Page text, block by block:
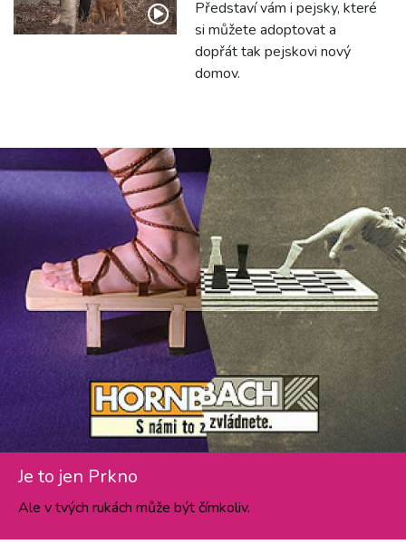
Představí vám i pejsky, které
si můžete adoptovat a
dopřát tak pejskovi nový
domov.
Je to jen Prkno
Ale v tvých rukách může být čímkoliv.